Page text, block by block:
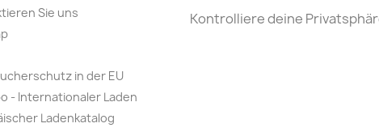
Sie uns
in der EU
- Internationaler Laden
Ladenkatalog
Kontrolliere deine